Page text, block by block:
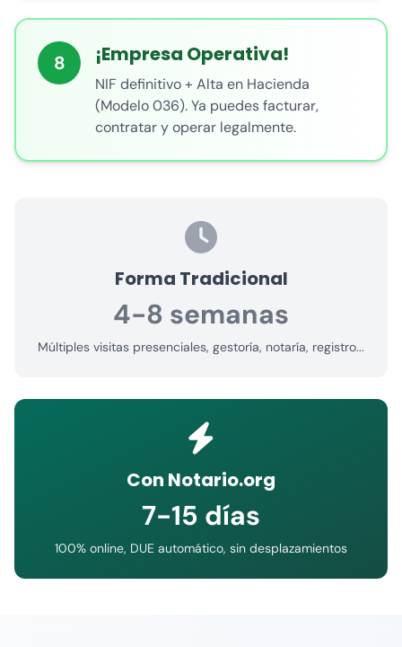
8 ¡Empresa Operativa!
NIF definitivo + Alta en Hacienda
(Modelo 036). Ya puedes facturar,
contratar y operar legalmente.
Forma Tradicional
4-8 semanas
Múltiples visitas presenciales, gestoría, notaría, registro...
Con Notario.org
7-15 días
100% online, DUE automático, sin desplazamientos